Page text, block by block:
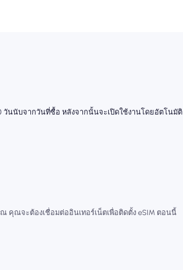
วันนับจากวันที่ซื้อ หลังจากนั้นจะเปิดใช้งานโดยอัตโนมัติ
คุณจะต้องเชื่อมต่ออินเทอร์เน็ตเพื่อติดตั้ง eSIM ตอนนี้